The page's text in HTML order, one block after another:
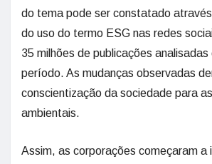
do tema pode ser constatado
do uso do termo ESG nas redes
35 milhões de publicações analisadas
período. As mudanças observadas
conscientização da sociedade para
ambientais.
Assim, as corporações começaram a